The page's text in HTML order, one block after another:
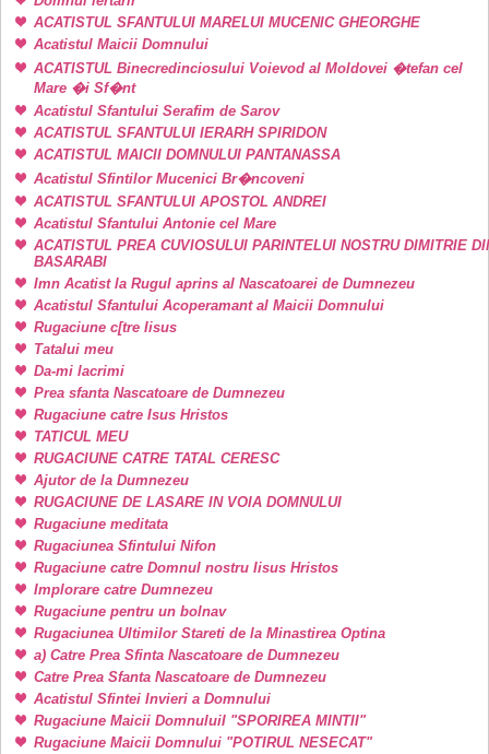
ACATISTUL SFANTULUI MARELUI MUCENIC GHEORGHE
Acatistul Maicii Domnului
ACATISTUL Binecredinciosului Voievod al Moldovei �tefan cel
Mare �i Sf�nt
Acatistul Sfantului Serafim de Sarov
ACATISTUL SFANTULUI IERARH SPIRIDON
ACATISTUL MAICII DOMNULUI PANTANASSA
Acatistul Sfintilor Mucenici Br�ncoveni
ACATISTUL SFANTULUI APOSTOL ANDREI
Acatistul Sfantului Antonie cel Mare
ACATISTUL PREA CUVIOSULUI PARINTELUI NOSTRU DIMITRIE
BASARABI
Imn Acatist la Rugul aprins al Nascatoarei de Dumnezeu
Acatistul Sfantului Acoperamant al Maicii Domnului
Rugaciune c[tre Iisus
Tatalui meu
Da-mi lacrimi
Prea sfanta Nascatoare de Dumnezeu
Rugaciune catre Isus Hristos
TATICUL MEU
RUGACIUNE CATRE TATAL CERESC
Ajutor de la Dumnezeu
RUGACIUNE DE LASARE IN VOIA DOMNULUI
Rugaciune meditata
Rugaciunea Sfintului Nifon
Rugaciune catre Domnul nostru Iisus Hristos
Implorare catre Dumnezeu
Rugaciune pentru un bolnav
Rugaciunea Ultimilor Stareti de la Minastirea Optina
a) Catre Prea Sfinta Nascatoare de Dumnezeu
Catre Prea Sfanta Nascatoare de Dumnezeu
Acatistul Sfintei Invieri a Domnului
Rugaciune Maicii DomnuluiI "SPORIREA MINTII"
Rugaciune Maicii Domnului "POTIRUL NESECAT"